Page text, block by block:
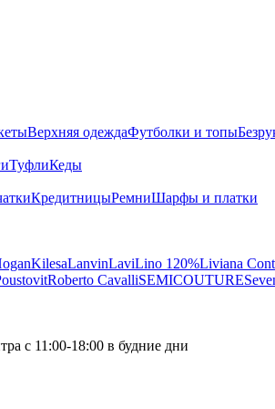
Верхняя одеждаФутболки и топы
ТуфлиКеды
КредитницыРемниШарфы и платки
KilesaLanvinLaviLino 120%Liviana
Roberto CavalliSEMICOUTURE
с 11:00-18:00 в будние дни